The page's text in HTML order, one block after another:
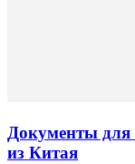
Документы для
из Китая